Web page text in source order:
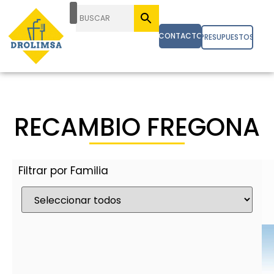
CONTACTOPRESUPUESTOS
RECAMBIO FREGONA
Filtrar por Familia